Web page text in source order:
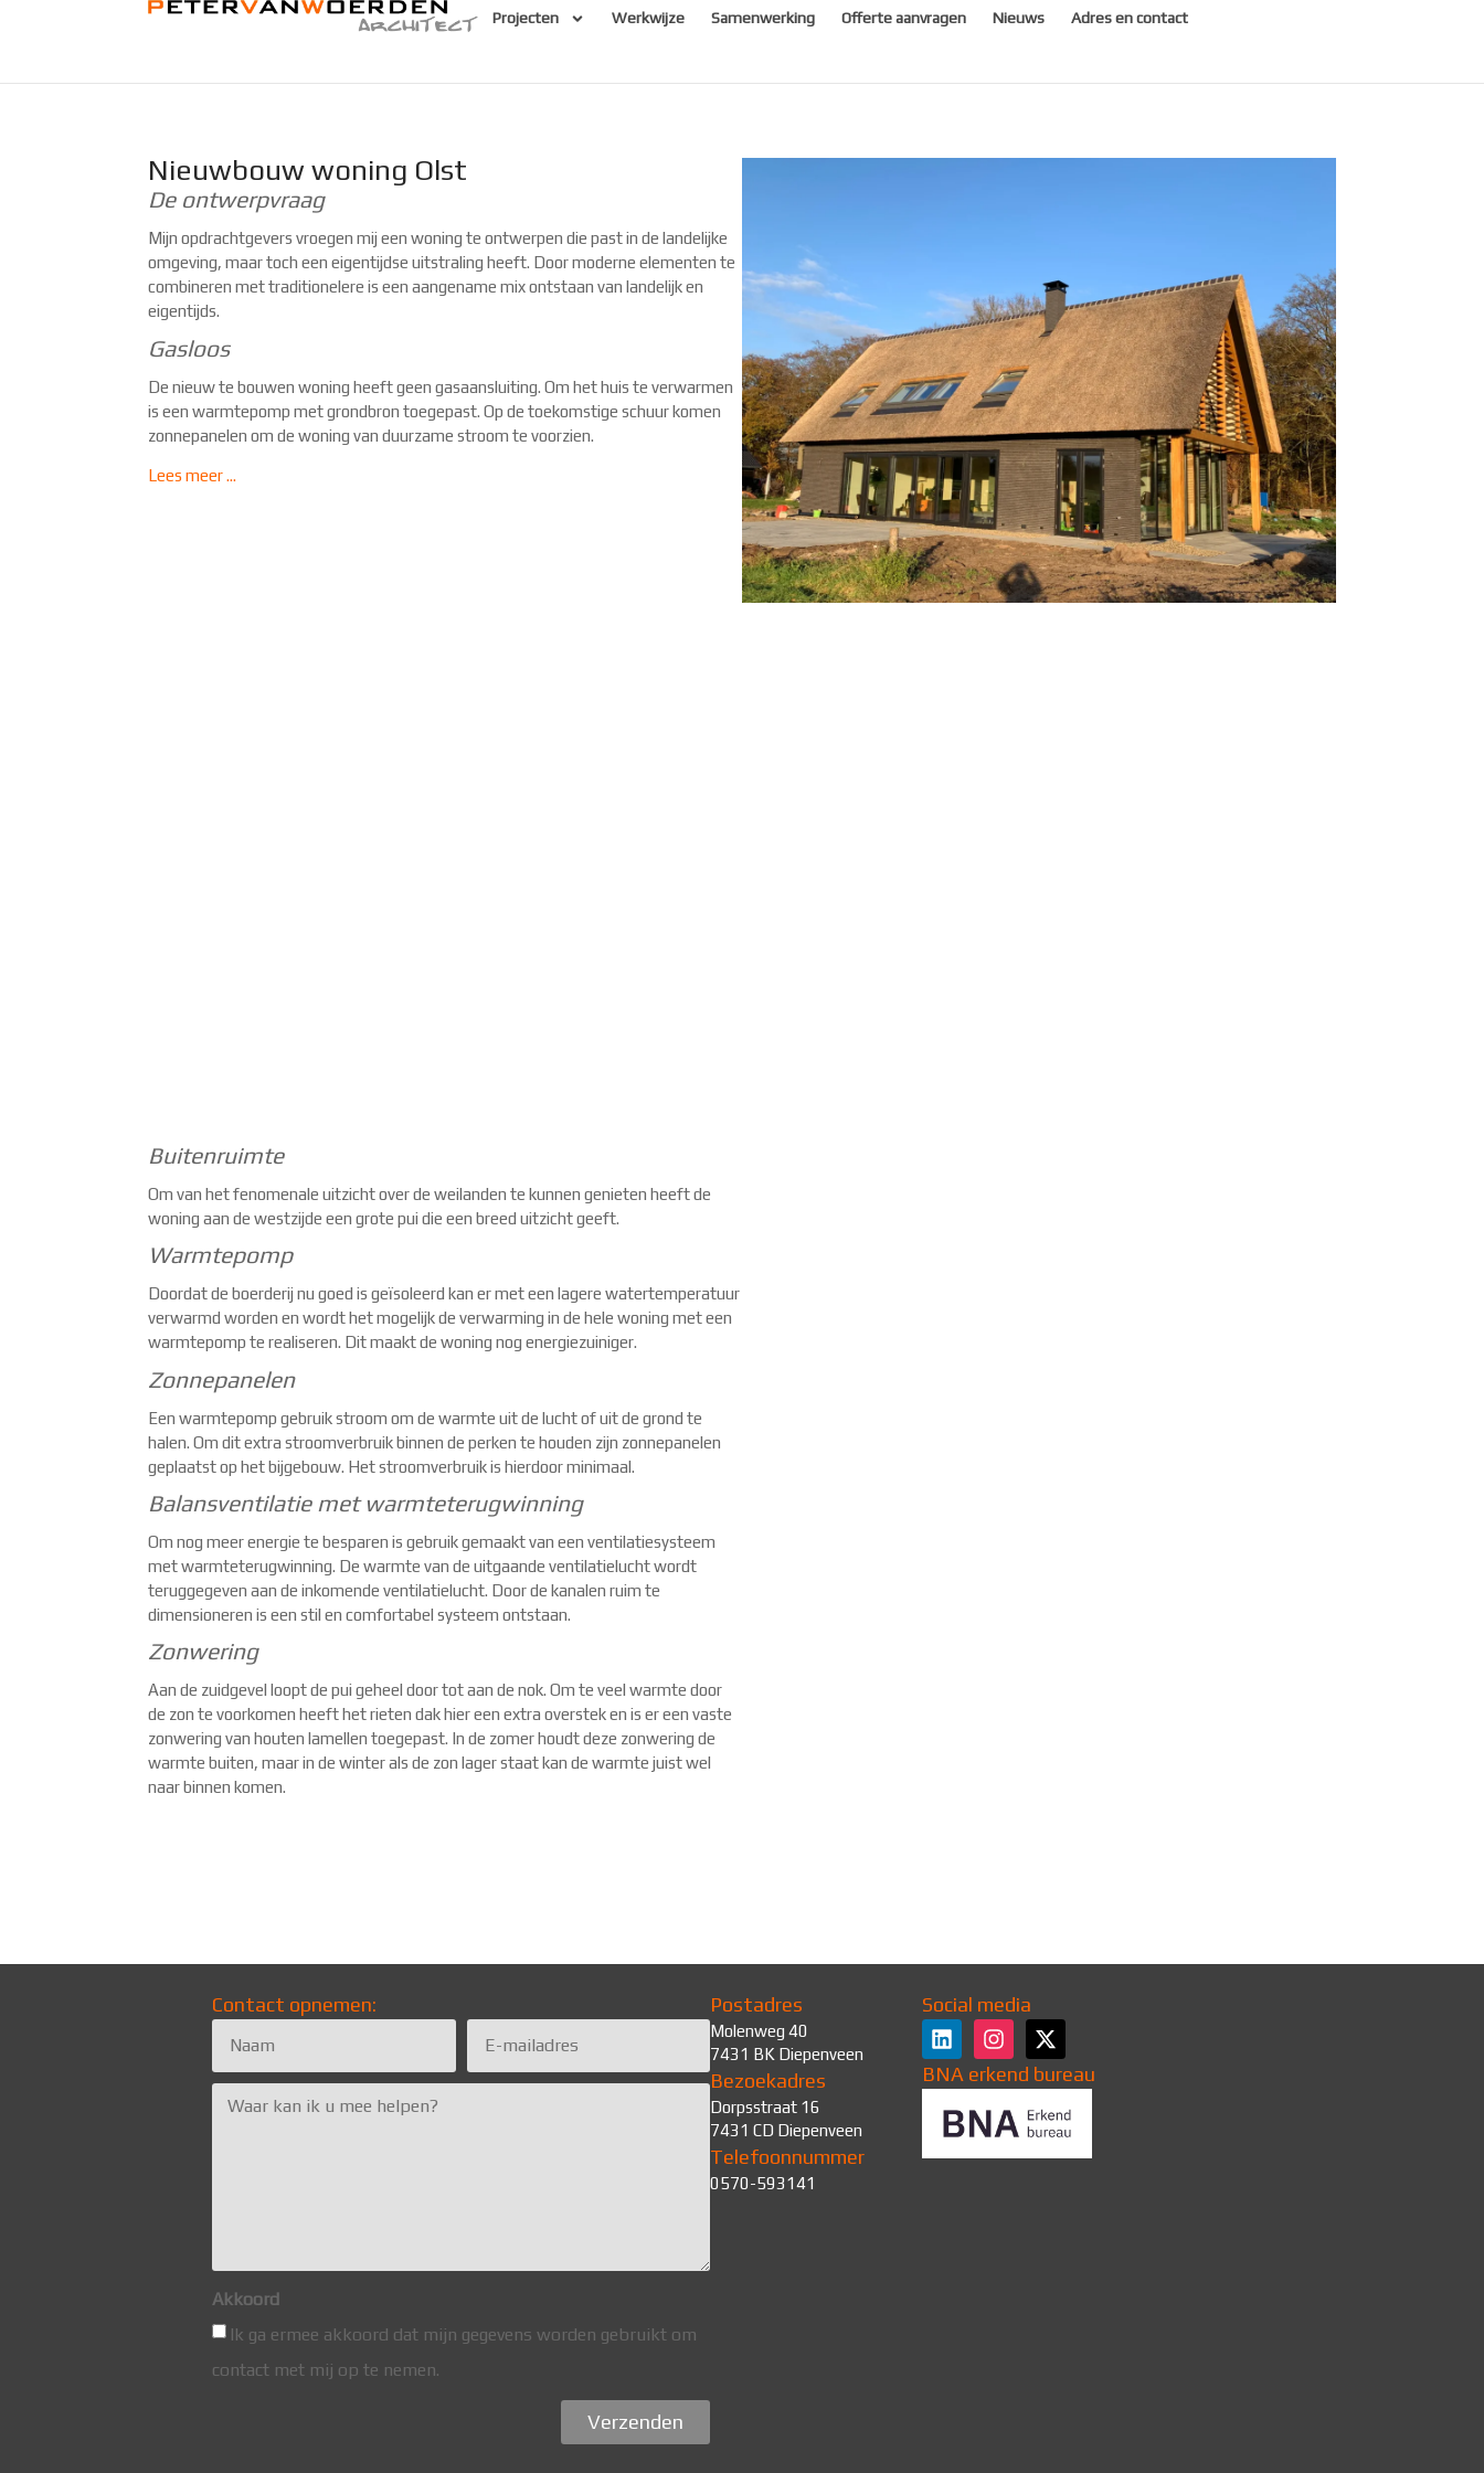
Projecten Werkwijze Samenwerking Offerte aanvragen Nieuws Adres en contact
Nieuwbouw woning Olst
De ontwerpvraag
Mijn opdrachtgevers vroegen mij een woning te ontwerpen die past in de landelijke
omgeving, maar toch een eigentijdse uitstraling heeft. Door moderne elementen te
combineren met traditionelere is een aangename mix ontstaan van landelijk en
eigentijds.
Gasloos
De nieuw te bouwen woning heeft geen gasaansluiting. Om het huis te verwarmen
is een warmtepomp met grondbron toegepast. Op de toekomstige schuur komen
zonnepanelen om de woning van duurzame stroom te voorzien.
Lees meer ...
Buitenruimte
Om van het fenomenale uitzicht over de weilanden te kunnen genieten heeft de
woning aan de westzijde een grote pui die een breed uitzicht geeft.
Warmtepomp
Doordat de boerderij nu goed is geïsoleerd kan er met een lagere watertemperatuur
verwarmd worden en wordt het mogelijk de verwarming in de hele woning met een
warmtepomp te realiseren. Dit maakt de woning nog energiezuiniger.
Zonnepanelen
Een warmtepomp gebruik stroom om de warmte uit de lucht of uit de grond te
halen. Om dit extra stroomverbruik binnen de perken te houden zijn zonnepanelen
geplaatst op het bijgebouw. Het stroomverbruik is hierdoor minimaal.
Balansventilatie met warmteterugwinning
Om nog meer energie te besparen is gebruik gemaakt van een ventilatiesysteem
met warmteterugwinning. De warmte van de uitgaande ventilatielucht wordt
teruggegeven aan de inkomende ventilatielucht. Door de kanalen ruim te
dimensioneren is een stil en comfortabel systeem ontstaan.
Zonwering
Aan de zuidgevel loopt de pui geheel door tot aan de nok. Om te veel warmte door
de zon te voorkomen heeft het rieten dak hier een extra overstek en is er een vaste
zonwering van houten lamellen toegepast. In de zomer houdt deze zonwering de
warmte buiten, maar in de winter als de zon lager staat kan de warmte juist wel
naar binnen komen.
Contact opnemen:
Akkoord
Ik ga ermee akkoord dat mijn gegevens worden gebruikt om
contact met mij op te nemen.
Verzenden
Postadres
Molenweg 40
7431 BK Diepenveen
Bezoekadres
Dorpsstraat 16
7431 CD Diepenveen
Telefoonnummer
0570-593141
Social media
BNA erkend bureau